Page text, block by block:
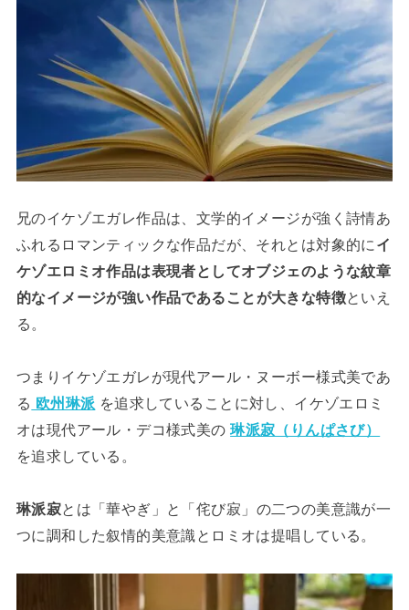
兄のイケゾエガレ作品は、文学的イメージが強く詩情あ
ふれるロマンティックな作品だが、それとは対象的に イ
ケゾエロミオ作品は表現者としてオブジェのような紋章
的なイメージが強い作品であることが大きな特徴といえ
る。
つまりイケゾエガレが現代アール・ヌーボー様式美であ
る 欧州琳派 を追求していることに対し、イケゾエロミ
オは現代アール・デコ様式美の 琳派寂（りんぱさび）
を追求している。
琳派寂とは「華やぎ」と「侘び寂」の二つの美意識が一
つに調和した叙情的美意識とロミオは提唱している。